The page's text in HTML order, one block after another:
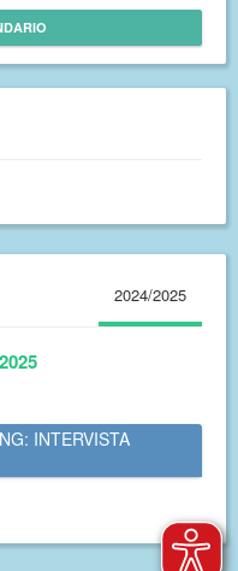
2024/2025
INTERVISTA